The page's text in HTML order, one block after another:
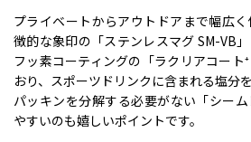
プライベートからアウトドアまで幅広
徴的な象印の「ステンレスマグ SM-VB
フッ素コーティングの「ラクリアコート
おり、スポーツドリンクに含まれる塩分
パッキンを分解する必要がない「シー
やすいのも嬉しいポイントです。